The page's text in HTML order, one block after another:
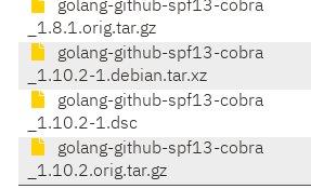
golang-github-spf13-cobra
_1.8.1.orig.tar.gz
golang-github-spf13-cobra
_1.10.2-1.debian.tar.xz
golang-github-spf13-cobra
_1.10.2-1.dsc
golang-github-spf13-cobra
_1.10.2.orig.tar.gz